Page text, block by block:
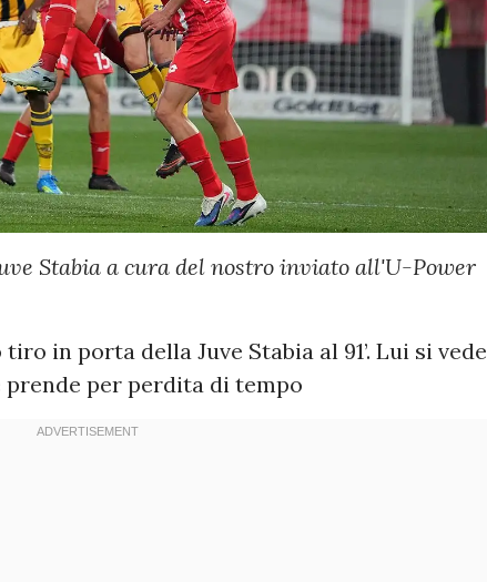
Stabia a cura del nostro inviato all'U-Power
in porta della Juve Stabia al 91’. Lui si vede
per perdita di tempo